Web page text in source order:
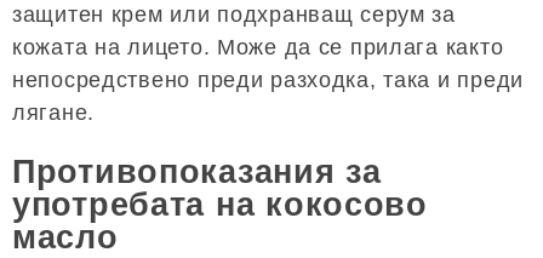
защитен крем или подхранващ серум за
кожата на лицето. Може да се прилага както
непосредствено преди разходка, така и преди
лягане.
Противопоказания за
употребата на кокосово
масло